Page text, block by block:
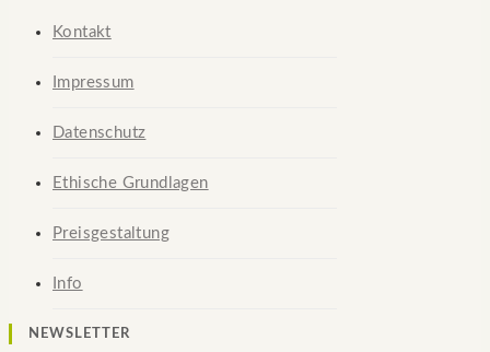
Kontakt
Impressum
Datenschutz
Ethische Grundlagen
Preisgestaltung
Info
NEWSLETTER